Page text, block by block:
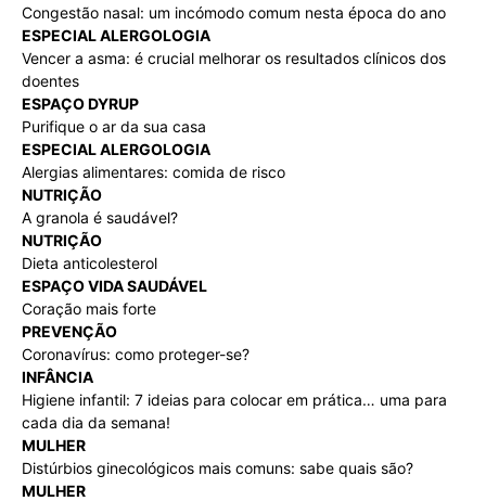
Congestão nasal: um incómodo comum nesta época do ano
ESPECIAL ALERGOLOGIA
Vencer a asma: é crucial melhorar os resultados clínicos dos
doentes
ESPAÇO DYRUP
Purifique o ar da sua casa
ESPECIAL ALERGOLOGIA
Alergias alimentares: comida de risco
NUTRIÇÃO
A granola é saudável?
NUTRIÇÃO
Dieta anticolesterol
ESPAÇO VIDA SAUDÁVEL
Coração mais forte
PREVENÇÃO
Coronavírus: como proteger-se?
INFÂNCIA
Higiene infantil: 7 ideias para colocar em prática… uma para
cada dia da semana!
MULHER
Distúrbios ginecológicos mais comuns: sabe quais são?
MULHER